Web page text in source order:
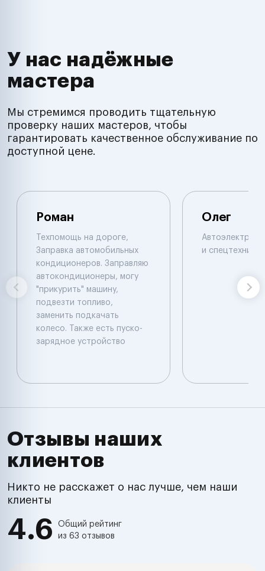
У нас надёжные
мастера
Мы стремимся проводить тщательную
проверку наших мастеров, чтобы
гарантировать качественное обслуживание по
доступной цене.
Роман
Техпомощь на дороге,
Заправка автомобильных
кондиционеров. Заправляю
автокондиционеры, могу
"прикурить" машину,
подвезти топливо,
заменить подкачать
колесо. Также есть пуско-
зарядное устройство
Олег
Автоэлектрик
и спецтехнике.
Отзывы наших
клиентов
Никто не расскажет о нас лучше, чем наши
клиенты
4.6
Общий рейтинг
из 63 отзывов